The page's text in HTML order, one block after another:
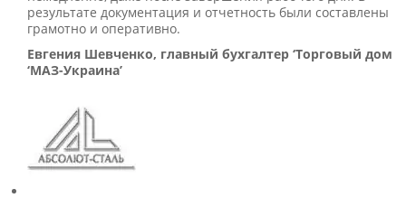
результате документация и отчетность были составлены
грамотно и оперативно.
Евгения Шевченко, главный бухгалтер ‘Торговый дом
‘МАЗ-Украина’